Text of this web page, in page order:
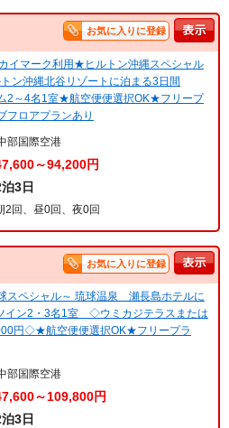
お気に入りに登録
イマーク利用★ヒルトン沖縄スペシャル
ン沖縄北谷リゾートに泊まる3日間
2～4名1室★航空便便選択OK★フリープ
フロアプランあり
部国際空港
～94,200円
3日
2回、昼0回、夜0回
お気に入りに登録
スペシャル～ 琉球温泉 瀬長島ホテルに
イン2・3名1室 ◇ウミカジテラスまたは
円◇★航空便便選択OK★フリープラ
部国際空港
～109,800円
3日